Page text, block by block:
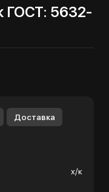
ГОСТ: 5632-
Доставка
х/к